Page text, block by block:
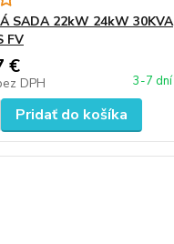
SADA 22kW 24kW 30KVA
FV
€
DPH 3-7 dní
Pridať do košíka